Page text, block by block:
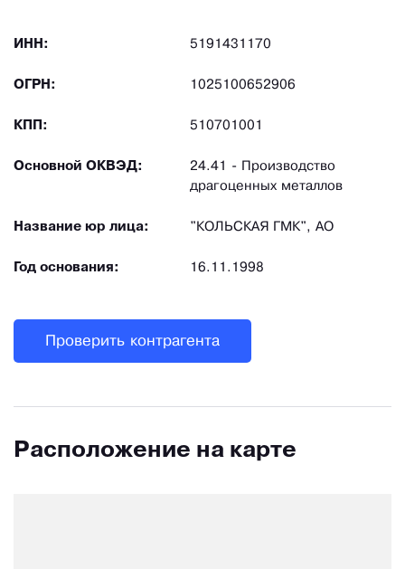
ИНН: 5191431170
ОГРН: 1025100652906
КПП: 510701001
Основной ОКВЭД:
24.41 - Производство
драгоценных металлов
Название юр лица: "КОЛЬСКАЯ ГМК", АО
Год основания: 16.11.1998
Проверить контрагента
Расположение на карте